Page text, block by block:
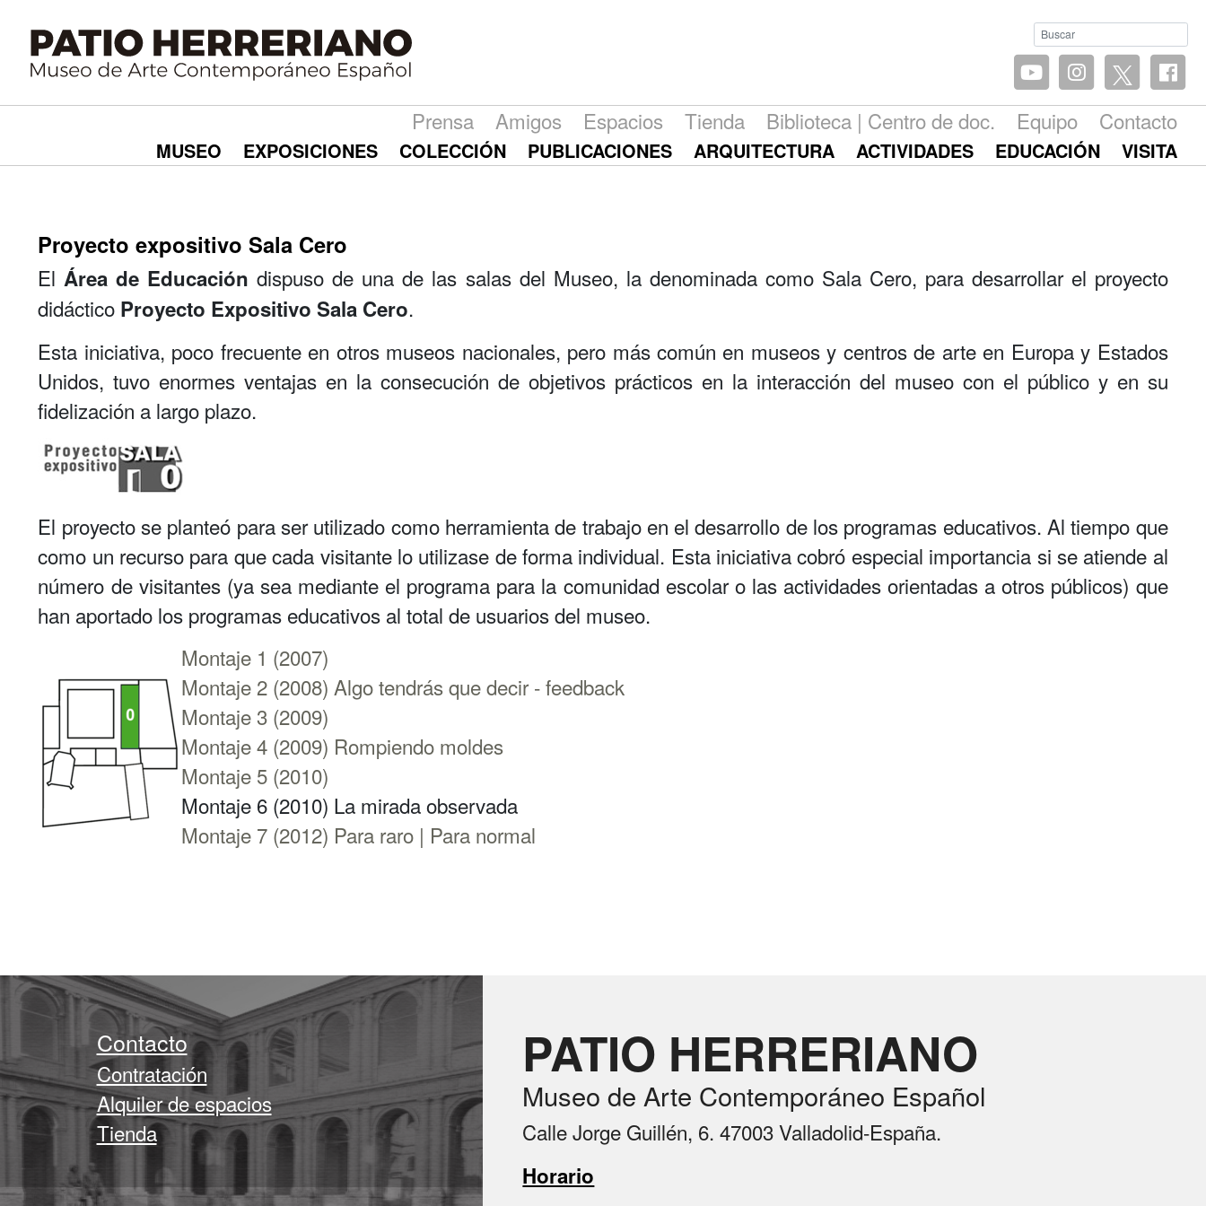
Prensa Amigos Espacios Tienda Biblioteca | Centro de doc. Equipo Contacto
MUSEO EXPOSICIONES COLECCIÓN PUBLICACIONES ARQUITECTURA ACTIVIDADES EDUCACIÓN VISITA
Proyecto expositivo Sala Cero
El Área de Educación dispuso de una de las salas del Museo, la denominada como Sala Cero, para desarrollar el proyecto
didáctico Proyecto Expositivo Sala Cero.
Esta iniciativa, poco frecuente en otros museos nacionales, pero más común en museos y centros de arte en Europa y Estados
Unidos, tuvo enormes ventajas en la consecución de objetivos prácticos en la interacción del museo con el público y en su
fidelización a largo plazo.
El proyecto se planteó para ser utilizado como herramienta de trabajo en el desarrollo de los programas educativos. Al tiempo que
como un recurso para que cada visitante lo utilizase de forma individual. Esta iniciativa cobró especial importancia si se atiende al
número de visitantes (ya sea mediante el programa para la comunidad escolar o las actividades orientadas a otros públicos) que
han aportado los programas educativos al total de usuarios del museo.
Montaje 1 (2007)
Montaje 2 (2008) Algo tendrás que decir - feedback
Montaje 3 (2009)
Montaje 4 (2009) Rompiendo moldes
Montaje 5 (2010)
Montaje 6 (2010) La mirada observada
Montaje 7 (2012) Para raro | Para normal
Contacto
Contratación
Alquiler de espacios
Tienda
PATIO HERRERIANO
Museo de Arte Contemporáneo Español
Calle Jorge Guillén, 6. 47003 Valladolid-España.
Horario